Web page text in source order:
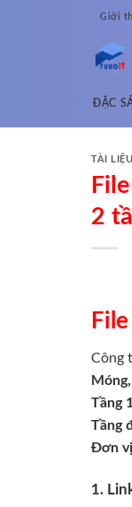
Giới
ĐẶC
TÀI
2
Công
Tầng
Tầng
Đơn
1.